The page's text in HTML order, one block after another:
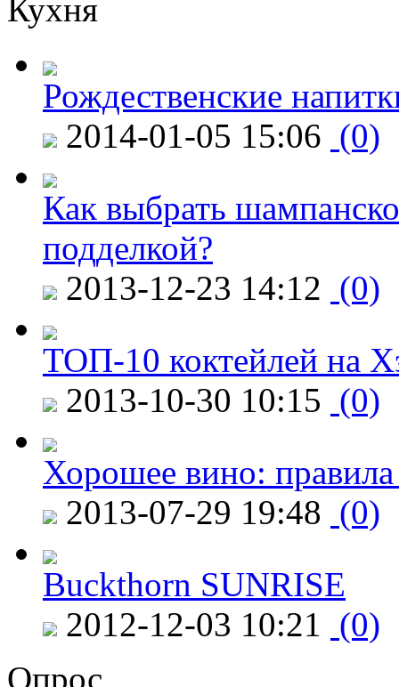
Кухня
Рождественские
2014-01-05 15:06 (0)
Как выбрать
подделкой?
2013-12-23 14:12 (0)
ТОП-10 коктейлей на
2013-10-30 10:15 (0)
Хорошее вино:
2013-07-29 19:48 (0)
Buckthorn SUNRISE
2012-12-03 10:21 (0)
Опрос